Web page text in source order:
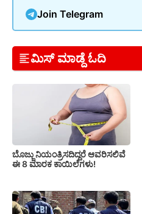
Join Telegram
ಮಿಸ್ ಮಾಡ್ದೆ ಓದಿ
ಬೊಜ್ಜು ನಿಯಂತ್ರಿಸದಿದ್ದರೆ ಆವರಿಸಲಿವೆ
ಈ 8 ಮಾರಕ ಕಾಯಿಲೆಗಳು!